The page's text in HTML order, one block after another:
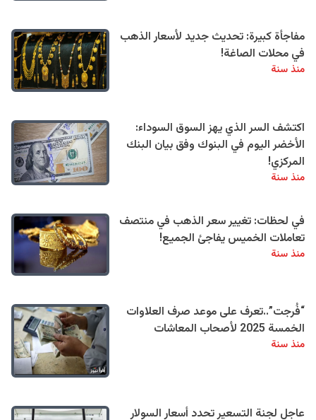
مفاجأة كبيرة: تحديث جديد لأسعار الذهب
في محلات الصاغة!
منذ سنة
اكتشف السر الذي يهز السوق السوداء:
الأخضر اليوم في البنوك وفق بيان البنك
المركزي!
منذ سنة
في لحظات: تغيير سعر الذهب في منتصف
تعاملات الخميس يفاجئ الجميع!
منذ سنة
“فُرجت”..تعرف على موعد صرف العلاوات
الخمسة 2025 لأصحاب المعاشات
منذ سنة
عاجل لجنة التسعير تحدد أسعار السولار